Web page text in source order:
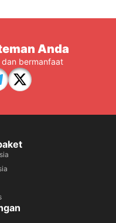
Anda
bermanfaat